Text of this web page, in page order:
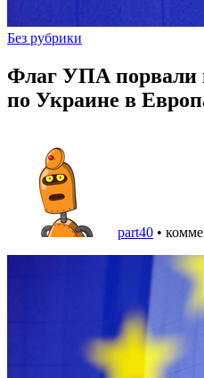
Без рубрики
Флаг УПА порвали
по Украине в
part40 •